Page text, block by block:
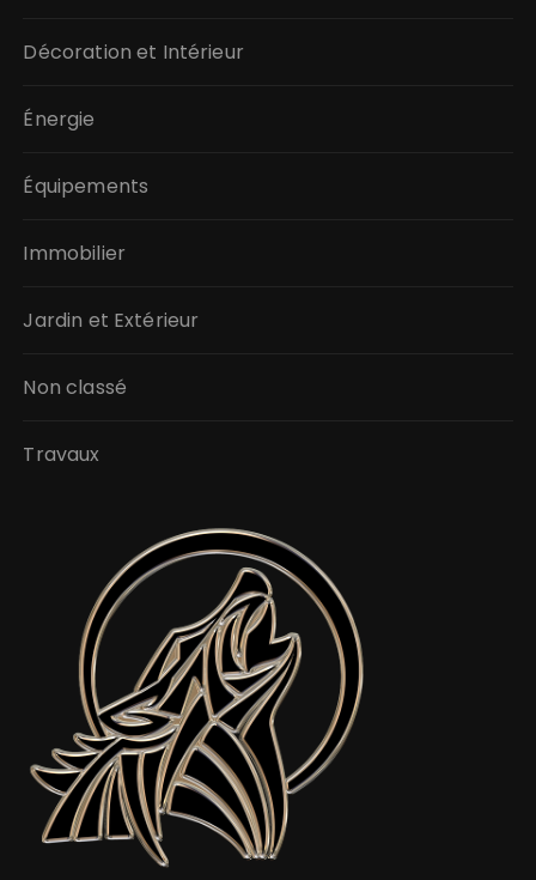
Décoration et Intérieur
Énergie
Équipements
Immobilier
Jardin et Extérieur
Non classé
Travaux